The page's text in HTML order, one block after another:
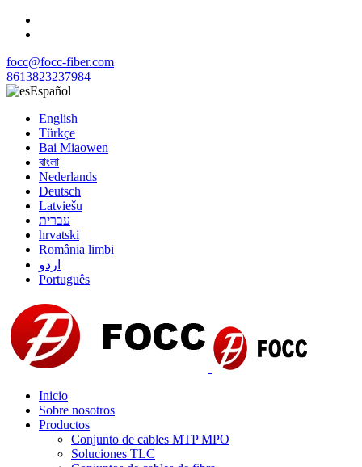
focc@focc-fiber.com
8613823237984
Español
English
Türkçe
Bai Miaowen
বাংলা
Nederlands
Deutsch
Latviešu
עברית
hrvatski
România limbi
اردو
Português
Inicio
Sobre nosotros
Productos
Conjunto de cables MTP MPO
Soluciones TLC